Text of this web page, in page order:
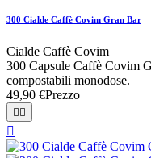
300 Cialde Caffè Covim Gran Bar
Cialde Caffè Covim
300 Capsule Caffè Covim
compostabili monodose.
49,90 €Prezzo
 
